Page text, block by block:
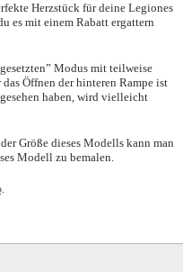
Herzstück für deine Legiones
es mit einem Rabatt ergattern
Modus mit teilweise
Öffnen der hinteren Rampe ist
haben, wird vielleicht
Größe dieses Modells kann man
Modell zu bemalen.
.